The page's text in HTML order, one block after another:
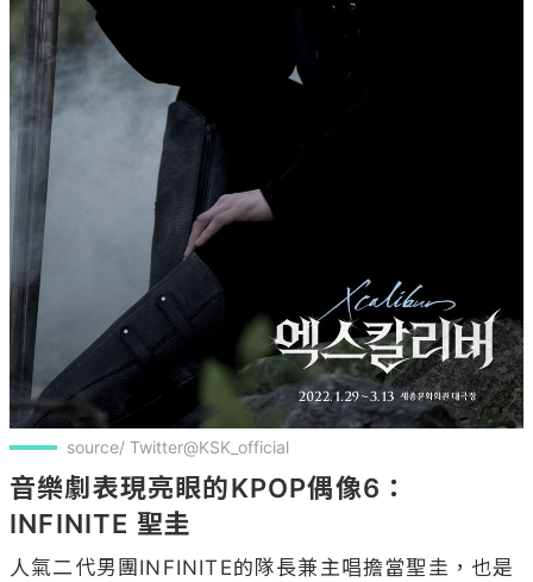
source/ Twitter@KSK_official
音樂劇表現亮眼的KPOP偶像6：
INFINITE 聖圭
人氣二代男團INFINITE的隊長兼主唱擔當聖圭，也是